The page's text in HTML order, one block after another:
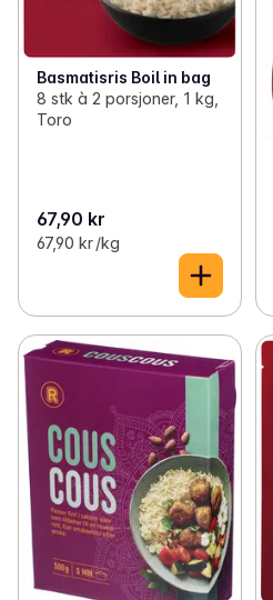
Basmatisris Boil in bag
8 stk à 2 porsjoner, 1 kg,
Toro
67,90 kr
67,90 kr /kg